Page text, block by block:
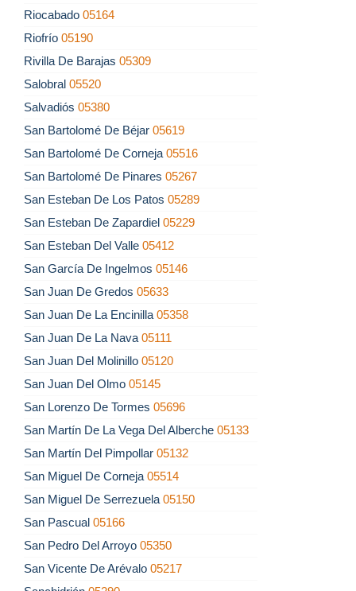
Riocabado 05164
Riofrío 05190
Rivilla De Barajas 05309
Salobral 05520
Salvadiós 05380
San Bartolomé De Béjar 05619
San Bartolomé De Corneja 05516
San Bartolomé De Pinares 05267
San Esteban De Los Patos 05289
San Esteban De Zapardiel 05229
San Esteban Del Valle 05412
San García De Ingelmos 05146
San Juan De Gredos 05633
San Juan De La Encinilla 05358
San Juan De La Nava 05111
San Juan Del Molinillo 05120
San Juan Del Olmo 05145
San Lorenzo De Tormes 05696
San Martín De La Vega Del Alberche 05133
San Martín Del Pimpollar 05132
San Miguel De Corneja 05514
San Miguel De Serrezuela 05150
San Pascual 05166
San Pedro Del Arroyo 05350
San Vicente De Arévalo 05217